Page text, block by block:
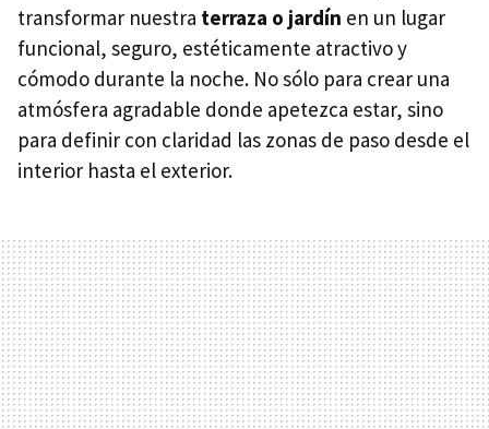
transformar nuestra terraza o jardín en un lugar
funcional, seguro, estéticamente atractivo y
cómodo durante la noche. No sólo para crear una
atmósfera agradable donde apetezca estar, sino
para definir con claridad las zonas de paso desde el
interior hasta el exterior.